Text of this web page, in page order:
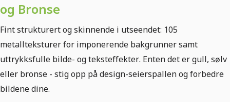
og Bronse
Fint strukturert og skinnende i utseendet: 105
metallteksturer for imponerende bakgrunner samt
uttrykksfulle bilde- og teksteffekter. Enten det er gull, sølv
eller bronse - stig opp på design-seierspallen og forbedre
bildene dine.